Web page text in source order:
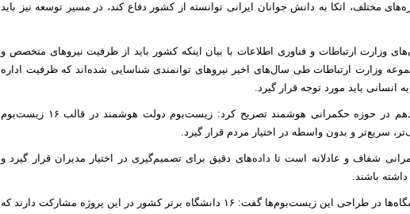
مختلف، اتکا به دانش جوانان ایرانی توانسته از کشور دفاع کند، در مسیر توسعه نیز باید
وزارت ارتباطات و فناوری اطلاعات با بیان اینکه کشور باید از ظرفیت نیروهای متخصص و
وزارت ارتباطات طی سال‌های اخیر نیروهای توانمندی شناسایی شده‌اند که ظرفیت اداره
باید مورد توجه قرار گیرد.
حاتمی‌زاده با اشاره به رویکرد دولت چهاردهم در حوزه حکمرانی هوشمند تصریح کرد: زیست‌بوم دولت هوشمند در قالب ۱۶ زیست‌بوم
سریع‌تر و بدون واسطه در اختیار مردم قرار گیرد.
شفاف و عادلانه است تا داده‌های دقیق برای تصمیم‌گیری در اختیار مدیران قرار گیرد و
داشته باشند.
معاون وزیر ارتباطات با اشاره به نقش دانشگاه‌ها در طراحی این زیست‌بوم‌ها گفت: ۱۶ دانشگاه برتر کشور در این پروژه مشارکت دارند که